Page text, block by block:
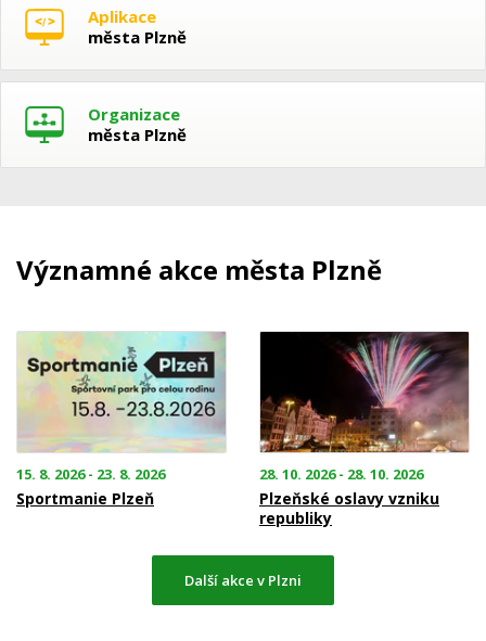
Aplikace
města Plzně
Organizace
města Plzně
Významné akce města Plzně
15. 8. 2026 - 23. 8. 2026
Sportmanie Plzeň
28. 10. 2026 - 28. 10. 2026
Plzeňské oslavy vzniku
republiky
Další akce v Plzni